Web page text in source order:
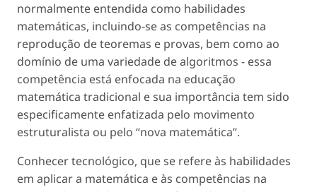
normalmente entendida como habilidades
matemáticas, incluindo-se as competências na
reprodução de teoremas e provas, bem como ao
domínio de uma variedade de algoritmos - essa
competência está enfocada na educação
matemática tradicional e sua importância tem sido
especificamente enfatizada pelo movimento
estruturalista ou pelo “nova matemática”.
Conhecer tecnológico, que se refere às habilidades
em aplicar a matemática e às competências na